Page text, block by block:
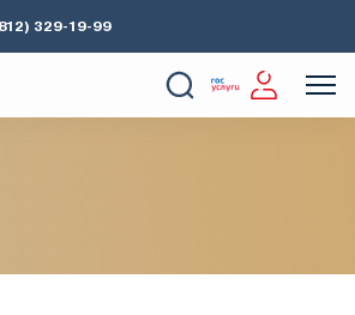
329-19-99